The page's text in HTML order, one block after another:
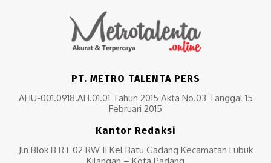
PT. METRO TALENTA PERS
AHU-001.0918.AH.01.01 Tahun 2015 Akta No.03 Tanggal 15
Februari 2015
Kantor Redaksi
Jln Blok B RT 02 RW II Kel Batu Gadang Kecamatan Lubuk